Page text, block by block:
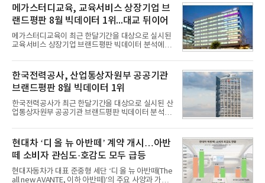
메가스터디교육, 교육서비스 상장기업 브
랜드평판 8월 빅데이터 1위...대교 뒤이어
메가스터디교육이 최근 한달기간을 대상으로 실시된
교육서비스 상장기업 브랜드평판 빅데이터 분석에서
일 한국기업평판연구소(소장 구창환)는 국내 교육서
비스 상장기업 브랜드를 대상으로 지난 7월 7일부터
8월 7일까지 수집된 소비자 빅데이터 10,074,233건
을 분석한 결과, 메가스터디교육이 브랜드평판지수
1,710,926을 기록하며 8월 1위에 올랐다고 밝혔다.
분석에 활용된 빅데이터는 지난 7월(9,491,206건) 대
비 6.14% 증가한 수치로, 교육서비스 상장기업 브랜
디교육, 대교, 디지
한국전력공사, 산업통상자원부 공공기관
브랜드평판 8월 빅데이터 1위
한국전력공사가 최근 한달기간을 대상으로 실시된 산
업통상자원부 공공기관 브랜드평판 빅데이터 분석에
이 순으로 뒤를 이었다.7일 한국기업평판연구소(소장
구창환)는 산업통상자원부 공공기관 41개 브랜드를
대상으로 지난 7월 7일부터 8월 7일까지 수집된 소비
자 빅데이터 91,102,549건을 분석한 결과, 한국전력
공사가 브랜드평판지수 10,670,633을 기록하며 8월
1위에 올랐다고 밝혔다. 분석에 활용된 빅데이터는 지
현대차 ‘디 올 뉴 아반떼’ 계약 개시…아반
떼 소비자 관심도·호감도 모두 급등
현대자동차가 대표 준중형 세단 ‘디 올 뉴 아반떼(The
all new AVANTE, 이하 아반떼)’의 주요 사양과 가격